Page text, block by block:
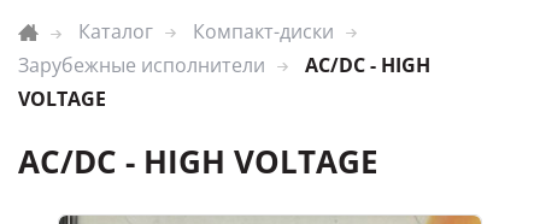
Каталог
Компакт-диски
Зарубежные исполнители
AC/DC - HIGH
VOLTAGE
AC/DC - HIGH VOLTAGE